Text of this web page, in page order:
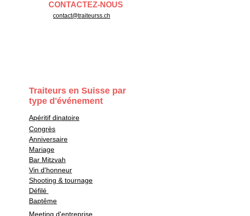
CONTACTEZ-NOUS
contact@traiteurss.ch
Traiteurs en Suisse par
type d'événement
Apéritif dinatoire
Congrès
Anniversaire
Mariage
Bar Mitzvah
Vin d'honneur
Shooting & tournage
Défilé
Baptême
Meeting d'entreprise